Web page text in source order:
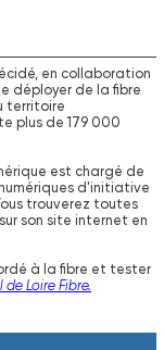
en collaboration
déployer de la fibre
territoire
plus de 179 000
est chargé de
d'initiative
trouverez toutes
son site internet en
à la fibre et tester
de Loire Fibre.